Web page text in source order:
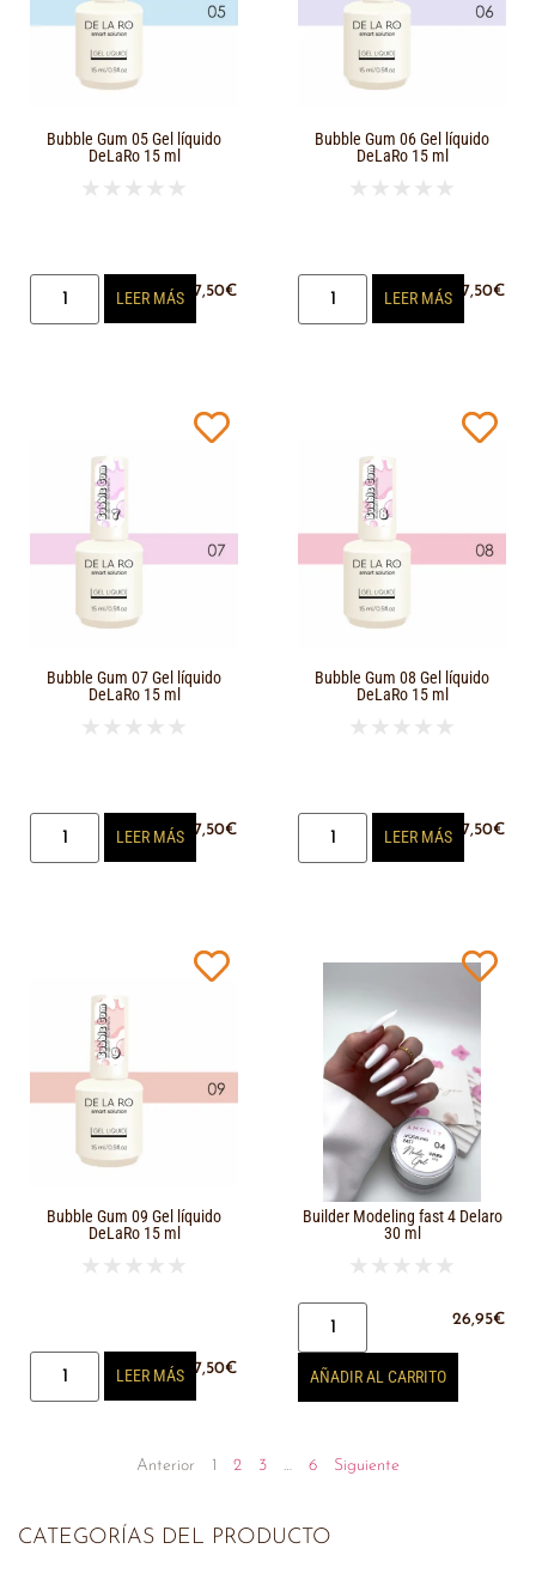
CATEGORÍAS DEL PRODUCTO
Bubble Gum 05 Gel líquido
DeLaRo 15 ml
★ ★ ★ ★ ★
17,50€
LEER MÁS
Bubble Gum 06 Gel líquido
DeLaRo 15 ml
★ ★ ★ ★ ★
17,50€
LEER MÁS
Bubble Gum 07 Gel líquido
DeLaRo 15 ml
★ ★ ★ ★ ★
17,50€
LEER MÁS
Bubble Gum 08 Gel líquido
DeLaRo 15 ml
★ ★ ★ ★ ★
17,50€
LEER MÁS
Bubble Gum 09 Gel líquido
DeLaRo 15 ml
★ ★ ★ ★ ★
17,50€
LEER MÁS
Builder Modeling fast 4 Delaro
30 ml
★ ★ ★ ★ ★
26,95€
AÑADIR AL CARRITO
Anterior 1 2 3 … 6 Siguiente